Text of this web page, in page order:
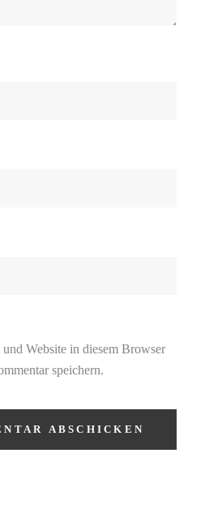
Website in diesem Browser
speichern.